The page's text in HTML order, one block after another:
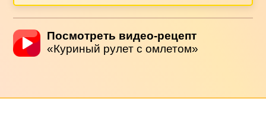
Посмотреть видео-рецепт
«Куриный рулет с омлетом»